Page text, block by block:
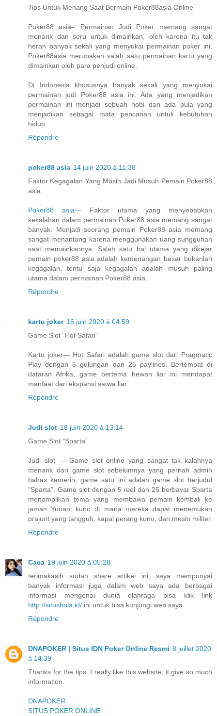
Tips Untuk Menang Saat Bermain Poker88asia Online
Poker88 asia– Permainan Judi Poker memang sangat
menarik dan seru untuk dimainkan, oleh karena itu tak
heran banyak sekali yang menyukai permainan poker ini.
Poker88asia merupakan salah satu permainan kartu yang
dimainkan oleh para penjudi online.
Di Indonesia khususnya banyak sekali yang menyukai
permainan judi Poker88 asia ini. Ada yang menjadikan
permainan ini menjadi sebuah hobi dan ada pula yang
menjadikan sebagai mata pencarian untuk kebutuhan
hidup.
Répondre
poker88 asia 14 juin 2020 à 11:38
Faktor Kegagalan Yang Masih Jadi Musuh Pemain Poker88
asia
Poker88 asia— Faktor utama yang menyebabkan
kekalahan dalam permainan Poker88 asia memang sangat
banyak. Menjadi seorang pemain Poker88 asia memang
sangat menantang karena menggunakan uang sungguhan
saat memainkannya. Salah satu hal utama yang dikejar
pemain poker88 asia adalah kemenangan besar bukanlah
kegagalan, tentu saja kegagalan adalah musuh paling
utama dalam permainan Poker88 asia.
Répondre
kartu joker 16 juin 2020 à 04:59
Game Slot “Hot Safari”
Kartu joker— Hot Safari adalah game slot dari Pragmatic
Play dengan 5 gulungan dan 25 paylines. Bertempat di
dataran Afrika, game bertema hewan liar ini mendapat
manfaat dari ekspansi satwa liar.
Répondre
Judi slot 18 juin 2020 à 13:14
Game Slot “Sparta”
Judi slot — Game slot online yang sangat tak kalahnya
menarik dari game slot sebelumnya yang pernah admin
bahas kamerin, game satu ini adalah game slot berjudul
“Sparta”. Game slot dengan 5 reel dan 25 berbayar Sparta
menampilkan tema yang membawa pemain kembali ke
jaman Yunani kuno di mana mereka dapat menemukan
prajurit yang tangguh, kapal perang kuno, dan mesin militer.
Répondre
Caca 19 juin 2020 à 05:28
terimakasih sudah share artikel ini, saya mempunyai
banyak informasi juga dalam web saya ada berbagai
informasi mengenai dunia olahraga bisa klik link
http://situsbola.id/ ini untuk bisa kunjungi web saya
Répondre
DNAPOKER | Situs IDN Poker Online Resmi 8 juillet 2020
à 14:39
Thanks for the tips. I really like this website, it give so much
information.
DNAPOKER
SITUS POKER ONLINE